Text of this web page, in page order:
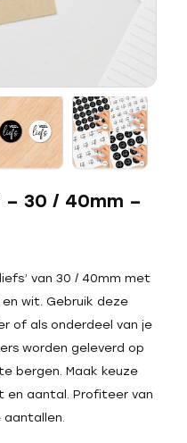
– 30 / 40mm –
van 30 / 40mm met
wit. Gebruik deze
of als onderdeel van je
worden geleverd op
bergen. Maak keuze
en aantal. Profiteer van